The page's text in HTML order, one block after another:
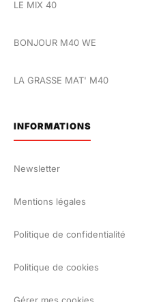
LE MIX 40
BONJOUR M40 WE
LA GRASSE MAT' M40
INFORMATIONS
Newsletter
Mentions légales
Politique de confidentialité
Politique de cookies